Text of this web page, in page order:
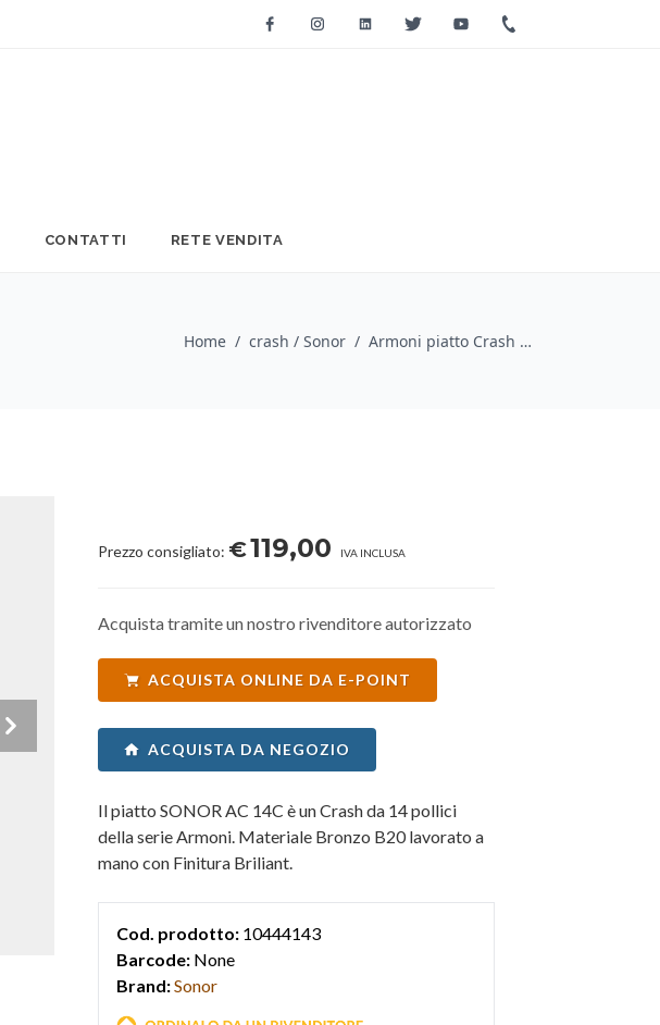
FacebookInstagramLinkedinTwitter Youtube
CONTATTI RETE VENDITA
Home / crash / Sonor / Armoni piatto Crash da 14”
Next
Prezzo consigliato: €119,00 IVA INCLUSA
Acquista tramite un nostro rivenditore autorizzato
ACQUISTA ONLINE DA E-POINT
ACQUISTA DA NEGOZIO
Il piatto SONOR AC 14C è un Crash da 14 pollici
della serie Armoni. Materiale Bronzo B20 lavorato a
mano con Finitura Briliant.
Cod. prodotto: 10444143
Barcode: None
Brand:Sonor